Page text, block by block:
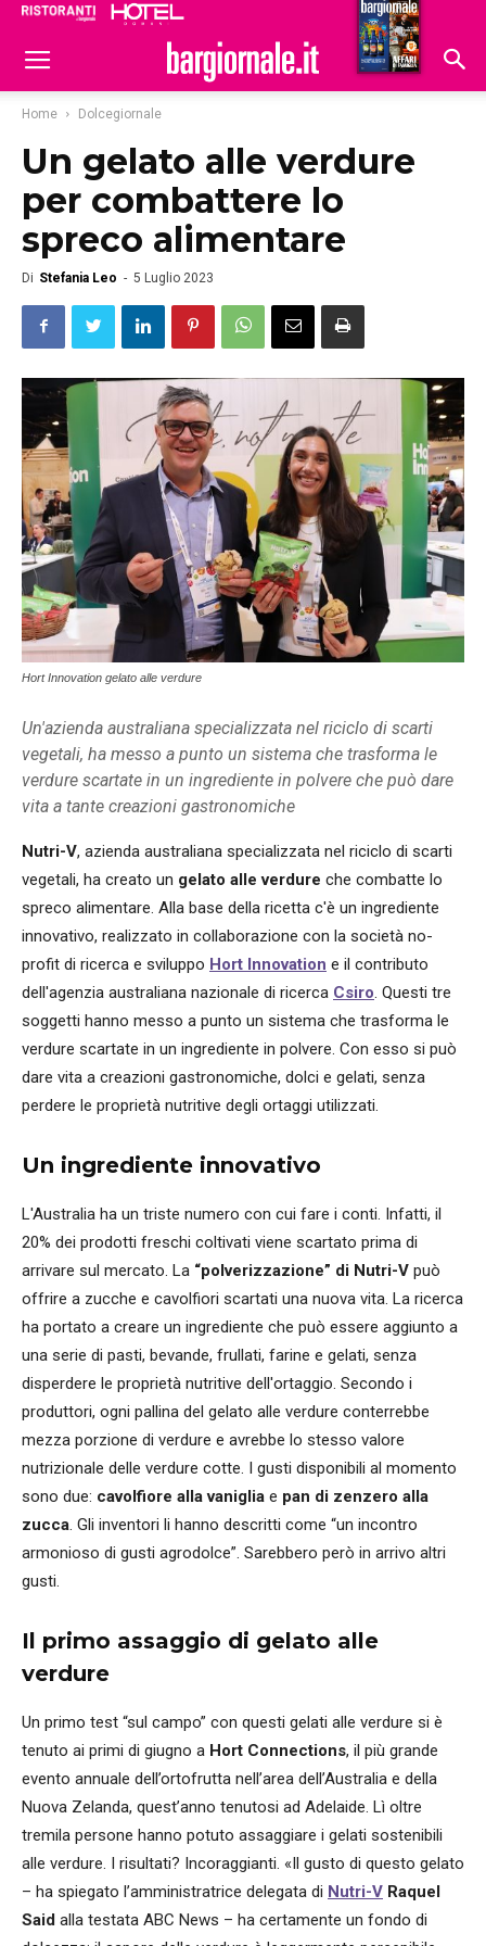
Hoteldomani
Home Dolcegiornale
Un gelato alle verdure
per combattere lo
spreco alimentare
Di Stefania Leo - 5 Luglio 2023
Hort Innovation gelato alle verdure
Un'azienda australiana specializzata nel riciclo di scarti
vegetali, ha messo a punto un sistema che trasforma le
verdure scartate in un ingrediente in polvere che può dare
vita a tante creazioni gastronomiche
Nutri-V, azienda australiana specializzata nel riciclo di scarti
vegetali, ha creato un gelato alle verdure che combatte lo
spreco alimentare. Alla base della ricetta c'è un ingrediente
innovativo, realizzato in collaborazione con la società no-
profit di ricerca e sviluppo Hort Innovation e il contributo
dell'agenzia australiana nazionale di ricerca Csiro. Questi tre
soggetti hanno messo a punto un sistema che trasforma le
verdure scartate in un ingrediente in polvere. Con esso si può
dare vita a creazioni gastronomiche, dolci e gelati, senza
perdere le proprietà nutritive degli ortaggi utilizzati.
Un ingrediente innovativo
L'Australia ha un triste numero con cui fare i conti. Infatti, il
20% dei prodotti freschi coltivati viene scartato prima di
arrivare sul mercato. La “polverizzazione” di Nutri-V può
offrire a zucche e cavolfiori scartati una nuova vita. La ricerca
ha portato a creare un ingrediente che può essere aggiunto a
una serie di pasti, bevande, frullati, farine e gelati, senza
disperdere le proprietà nutritive dell'ortaggio. Secondo i
produttori, ogni pallina del gelato alle verdure conterrebbe
mezza porzione di verdure e avrebbe lo stesso valore
nutrizionale delle verdure cotte. I gusti disponibili al momento
sono due: cavolfiore alla vaniglia e pan di zenzero alla
zucca. Gli inventori li hanno descritti come “un incontro
armonioso di gusti agrodolce”. Sarebbero però in arrivo altri
gusti.
Il primo assaggio di gelato alle
verdure
Un primo test “sul campo” con questi gelati alle verdure si è
tenuto ai primi di giugno a Hort Connections, il più grande
evento annuale dell’ortofrutta nell’area dell’Australia e della
Nuova Zelanda, quest’anno tenutosi ad Adelaide. Lì oltre
tremila persone hanno potuto assaggiare i gelati sostenibili
alle verdure. I risultati? Incoraggianti. «Il gusto di questo gelato
– ha spiegato l’amministratrice delegata di Nutri-V Raquel
Said alla testata ABC News – ha certamente un fondo di